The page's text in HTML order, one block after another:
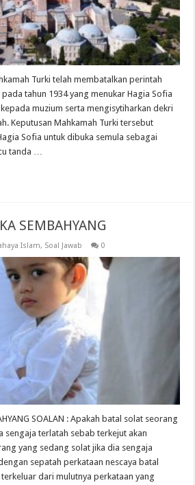
Turki telah membatalkan perintah
tahun 1934 yang menukar Hagia Sofia
muzium serta mengisytiharkan dekri
Keputusan Mahkamah Turki tersebut
Sofia untuk dibuka semula sebagai
tanda …
SEMBAHYANG
Islam, Soal Jawab 0
SOALAN : Apakah batal solat seorang
sengaja terlatah sebab terkejut akan
yang sedang solat jika dia sengaja
sepatah perkataan nescaya batal
dari mulutnya perkataan yang